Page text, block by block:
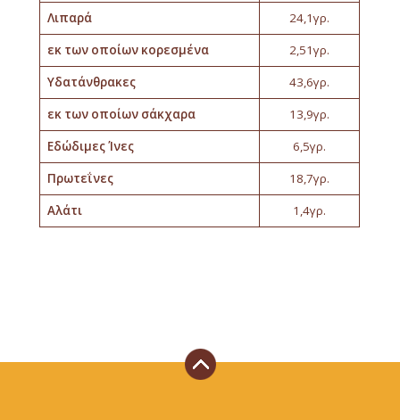
Λιπαρά
24,1γρ.
εκ των οποίων κορεσμένα
2,51γρ.
Υδατάνθρακες
43,6γρ.
εκ των οποίων σάκχαρα
13,9γρ.
Εδώδιμες Ίνες
6,5γρ.
Πρωτεΐνες
18,7γρ.
Αλάτι
1,4γρ.